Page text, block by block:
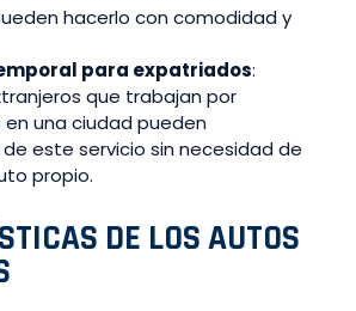
hacerlo con comodidad y
para expatriados:
que trabajan por
una ciudad pueden
este servicio sin necesidad de
propio.
DE LOS AUTOS